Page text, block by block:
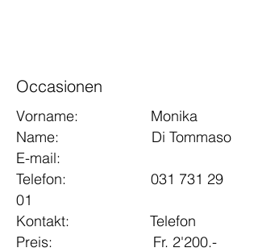
Occasionen
Vorname: Monika
Name: Di Tommaso
E-mail:
Telefon: 031 731 29
01
Kontakt: Telefon
Preis: Fr. 2'200.-